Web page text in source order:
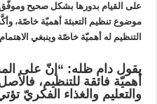
على القيام بدورها بشكل صحيح
موضوع تنظيم التعبئة أهميّة خاصّة،
التنظيم له أهميّة خاصّة وينبغي
يقول دام ظله: “إنّ على
أهميّة فائقة للتنظيم،
والتعليم والغذاء الفكريّ